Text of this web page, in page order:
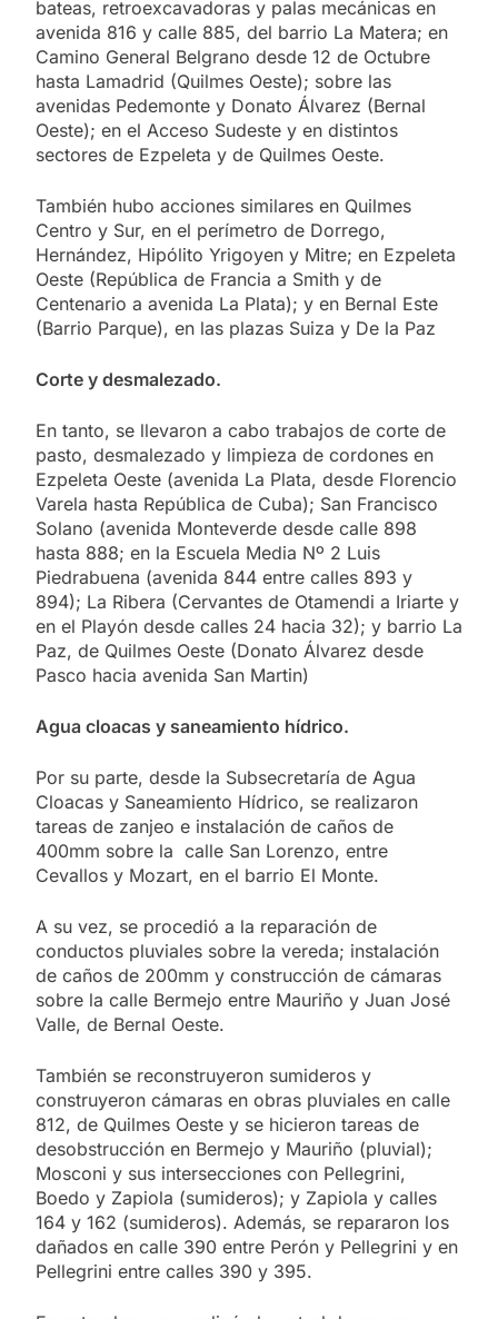
bateas, retroexcavadoras y palas mecánicas en
avenida 816 y calle 885, del barrio La Matera; en
Camino General Belgrano desde 12 de Octubre
hasta Lamadrid (Quilmes Oeste); sobre las
avenidas Pedemonte y Donato Álvarez (Bernal
Oeste); en el Acceso Sudeste y en distintos
sectores de Ezpeleta y de Quilmes Oeste.
También hubo acciones similares en Quilmes
Centro y Sur, en el perímetro de Dorrego,
Hernández, Hipólito Yrigoyen y Mitre; en Ezpeleta
Oeste (República de Francia a Smith y de
Centenario a avenida La Plata); y en Bernal Este
(Barrio Parque), en las plazas Suiza y De la Paz
Corte y desmalezado.
En tanto, se llevaron a cabo trabajos de corte de
pasto, desmalezado y limpieza de cordones en
Ezpeleta Oeste (avenida La Plata, desde Florencio
Varela hasta República de Cuba); San Francisco
Solano (avenida Monteverde desde calle 898
hasta 888; en la Escuela Media Nº 2 Luis
Piedrabuena (avenida 844 entre calles 893 y
894); La Ribera (Cervantes de Otamendi a Iriarte y
en el Playón desde calles 24 hacia 32); y barrio La
Paz, de Quilmes Oeste (Donato Álvarez desde
Pasco hacia avenida San Martin)
Agua cloacas y saneamiento hídrico.
Por su parte, desde la Subsecretaría de Agua
Cloacas y Saneamiento Hídrico, se realizaron
tareas de zanjeo e instalación de caños de
400mm sobre la calle San Lorenzo, entre
Cevallos y Mozart, en el barrio El Monte.
A su vez, se procedió a la reparación de
conductos pluviales sobre la vereda; instalación
de caños de 200mm y construcción de cámaras
sobre la calle Bermejo entre Mauriño y Juan José
Valle, de Bernal Oeste.
También se reconstruyeron sumideros y
construyeron cámaras en obras pluviales en calle
812, de Quilmes Oeste y se hicieron tareas de
desobstrucción en Bermejo y Mauriño (pluvial);
Mosconi y sus intersecciones con Pellegrini,
Boedo y Zapiola (sumideros); y Zapiola y calles
164 y 162 (sumideros). Además, se repararon los
dañados en calle 390 entre Perón y Pellegrini y en
Pellegrini entre calles 390 y 395.